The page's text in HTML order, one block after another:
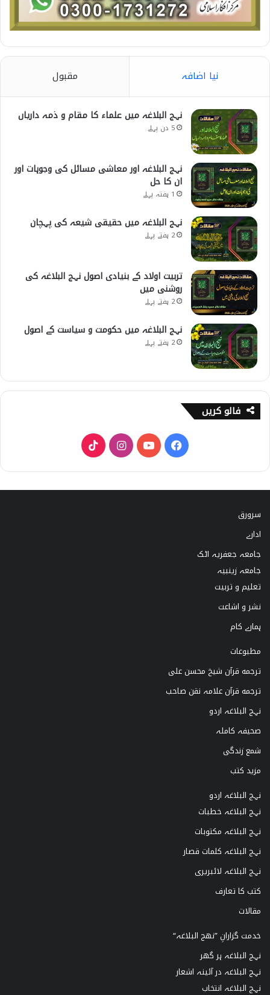
نیا اضافہ مقبول
نہج البلاغہ میں علماء کا مقام و ذمہ داریاں
5 دن پہلے
نہج البلاغہ اور معاشی مسائل کی وجوہات اور
ان کا حل
1 ہفتہ پہلے
نہج البلاغہ میں حقیقی شیعہ کی پہچان
2 ہفتے پہلے
تربیت اولاد کے بنیادی اصول نہج البلاغہ کی
روشنی میں
2 ہفتے پہلے
نہج البلاغہ میں حکومت و سیاست کے اصول
2 ہفتے پہلے
فالو کریں
F
a
c
Y
o
u
n
s
T
i
k
سرورق
ادارے
جامعہ جعفریہ اٹک
جامعہ زینبیہ
تعلیم و تربیت
نشر و اشاعت
ہمارے کام
مطبوعات
ترجمه قرآن شیخ محسن علی
ترجمه قرآن علامہ نقن صاحب
نہج البلاغہ اردو
صحیفہ کاملہ
شمع زندگی
مزید کتب
نہج البلاغہ اردو
نہج البلاغہ خطبات
نہج البلاغہ مکتوبات
نہج البلاغہ کلمات قصار
نہج البلاغہ لائبریری
کتب کا تعارف
مقالات
خدمت گزارانِ ”نھج البلاغہ“
نہج البلاغہ ہر گھر
نہج البلاغہ در آئینہ اشعار
نہج البلاغہ انتخاب